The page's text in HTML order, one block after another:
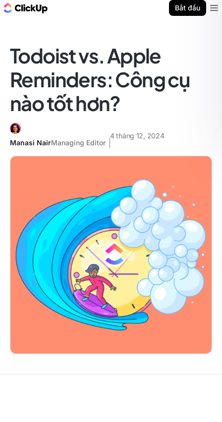
Bắt đầu
Todoist vs. Apple
Reminders: Công cụ
nào tốt hơn?
Manasi NairManaging Editor
4 tháng 12, 2024